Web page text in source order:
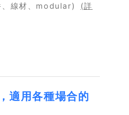
、線材、modular)
(詳
適用各種場合的